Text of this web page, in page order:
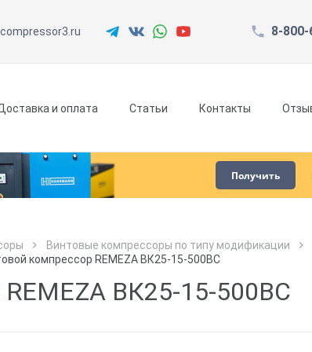
8-
осушители
и оплата Статьи Контакты
Получить
Винтовые компрессоры по типу модификации
компрессор REMEZA ВК25-15-500ВС
ВК25-15-500ВС